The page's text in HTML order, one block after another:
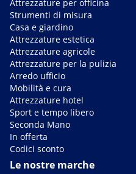
Attrezzature per officina
Strumenti di misura
Casa e giardino
Attrezzature estetica
Attrezzature agricole
Attrezzature per la pulizia
Arredo ufficio
Mobilità e cura
Attrezzature hotel
Sport e tempo libero
Seconda Mano
In offerta
Codici sconto
Le nostre marche